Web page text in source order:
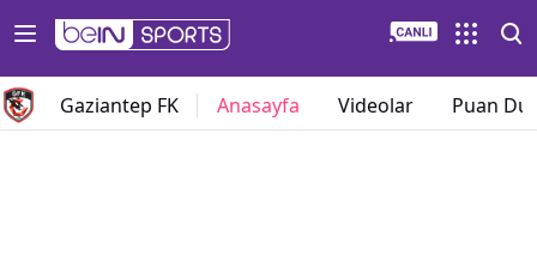
Gaziantep FK Anasayfa Videolar Puan